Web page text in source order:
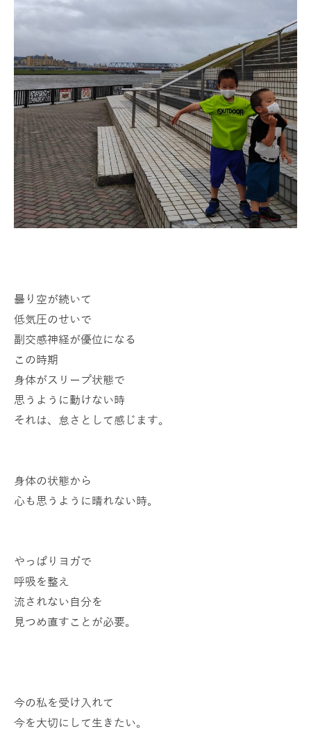
曇り空が続いて
低気圧のせいで
副交感神経が優位になる
この時期
身体がスリープ状態で
思うように動けない時
それは、怠さとして感じます。
身体の状態から
心も思うように晴れない時。
やっぱりヨガで
呼吸を整え
流されない自分を
見つめ直すことが必要。
今の私を受け入れて
今を大切にして生きたい。